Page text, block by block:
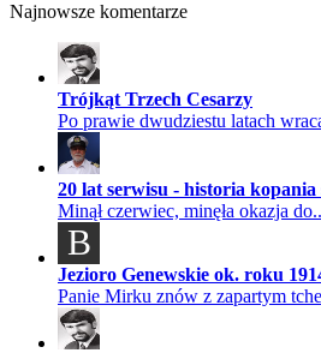
Najnowsze komentarze
Trójkąt Trzech Cesarzy
Po prawie dwudziestu latach
20 lat serwisu - historia kopania
Minął czerwiec, minęła okazja
B
Jezioro Genewskie ok. roku
Panie Mirku znów z zapartym